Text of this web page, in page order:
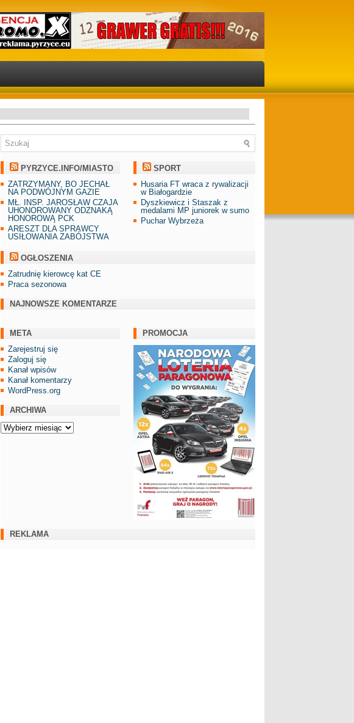
PYRZYCE.INFO/MIASTO
ZATRZYMANY, BO JECHAŁ
NA PODWÓJNYM GAZIE
MŁ. INSP. JAROSŁAW CZAJA
UHONOROWANY ODZNAKĄ
HONOROWĄ PCK
ARESZT DLA SPRAWCY
USIŁOWANIA ZABÓJSTWA
SPORT
Husaria FT wraca z rywalizacji
w Białogardzie
Dyszkiewicz i Staszak z
medalami MP juniorek w sumo
Puchar Wybrzeża
OGŁOSZENIA
Zatrudnię kierowcę kat CE
Praca sezonowa
NAJNOWSZE KOMENTARZE
META
Zarejestruj się
Zaloguj się
Kanał wpisów
Kanał komentarzy
WordPress.org
ARCHIWA
Archiwa
PROMOCJA
REKLAMA